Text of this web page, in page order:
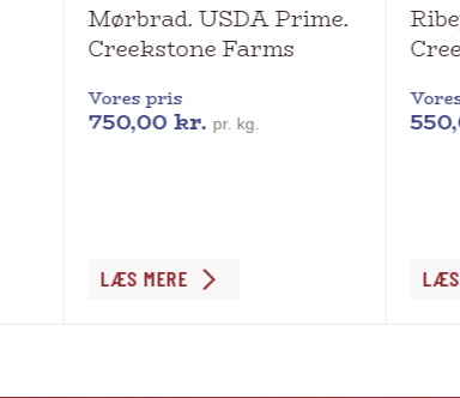
Mørbrad. USDA Prime.
Creekstone Farms
Vores pris
750,00kr. pr. kg.
Dette
LÆS MERE
Dette
LÆS